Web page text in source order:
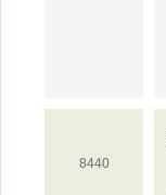
8440